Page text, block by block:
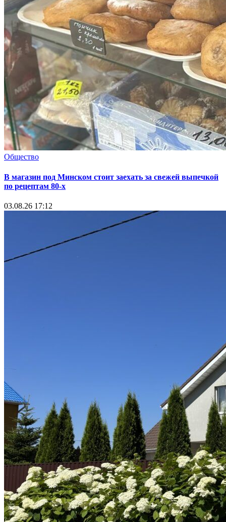
Общество
В магазин под Минском стоит заехать за свежей выпечкой
по рецептам 80-х
03.08.26 17:12